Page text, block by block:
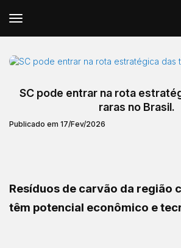
SC pode entrar na rota
raras no Brasil.
Publicado em 17/Fev/2026
Resíduos de carvão da região
têm potencial econômico e